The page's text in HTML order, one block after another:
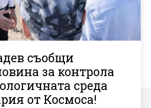
съобщи
за контрола
среда
от Космоса!